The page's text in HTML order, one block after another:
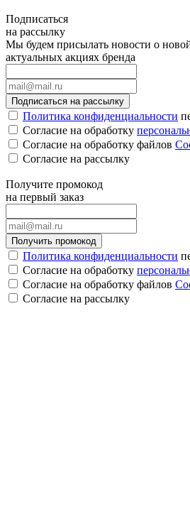
Подписаться
на рассылку
Мы будем присылать новости о
актуальных акциях бренда
Подписаться на рассылку
Политика конфиденциальности
Согласие на обработку
Согласие на обработку файлов
Cогласие на рассылку
Получите промокод
на первый заказ
Получить промокод
Политика конфиденциальности
Согласие на обработку
Согласие на обработку файлов
Cогласие на рассылку